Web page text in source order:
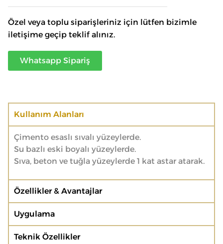
Özel veya toplu siparişleriniz için lütfen bizimle
iletişime geçip teklif alınız.
Whatsapp Sipariş
Kullanım Alanları
Çimento esaslı sıvalı yüzeylerde.
Su bazlı eski boyalı yüzeylerde.
Sıva, beton ve tuğla yüzeylerde 1 kat astar atarak.
Özellikler & Avantajlar
Uygulama
Teknik Özellikler